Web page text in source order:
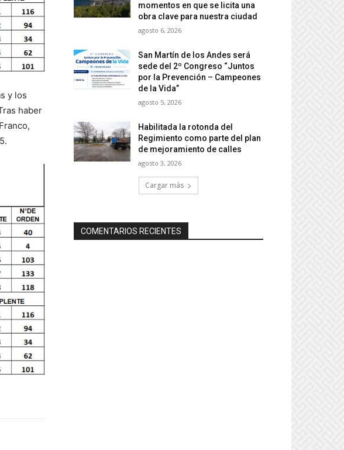
y los
haber
momentos en que se licita una
obra clave para nuestra ciudad
agosto 6, 2026
San Martín de los Andes será
sede del 2º Congreso “Juntos
por la Prevención – Campeones
de la Vida”
agosto 5, 2026
Habilitada la rotonda del
Regimiento como parte del plan
de mejoramiento de calles
agosto 3, 2026
Cargar más
COMENTARIOS RECIENTES